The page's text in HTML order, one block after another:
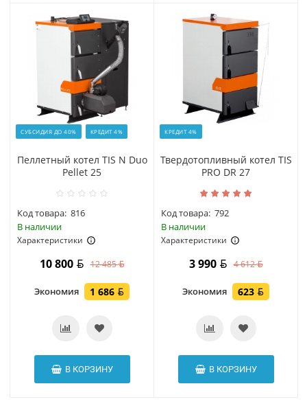
СУБСИДИЯ ДО 40% КРЕДИТ 4%
Пеллетный котел TIS N Duo
Pellet 25
Код товара: 816
В наличии
Характеристики
10 800 12 485
Экономия 1 686
В КОРЗИНУ
КРЕДИТ 4%
Твердотопливный котел TIS
PRO DR 27
Код товара: 792
В наличии
Характеристики
3 990 4 612
Экономия 623
В КОРЗИНУ